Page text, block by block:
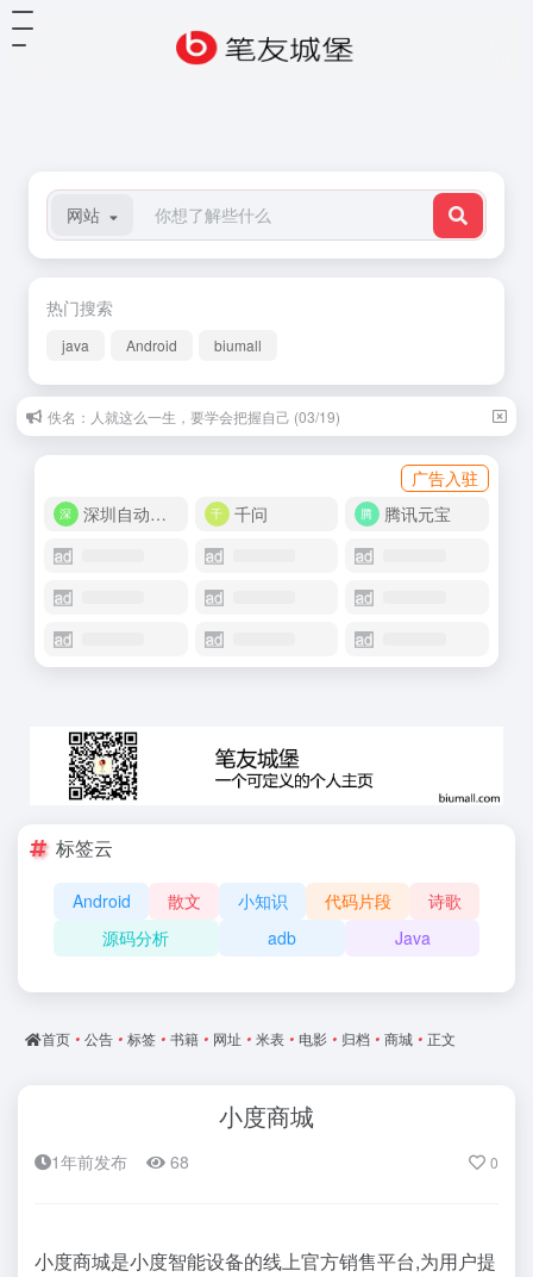
网站
热门搜索
java Android biumall
佚名：人就这么一生，要学会把握自己 (03/19)
广告入驻
深圳自动化商城
千问 腾讯元宝
标签云
Android 散文 小知识 代码片段
诗歌
源码分析
adb Java
首页 • 公告 • 标签 • 书籍 • 网址 • 米表 • 电影 • 归档 • 商城 • 正文
小度商城
1年前发布 68 0
小度商城是小度智能设备的线上官方销售平台,为用户提